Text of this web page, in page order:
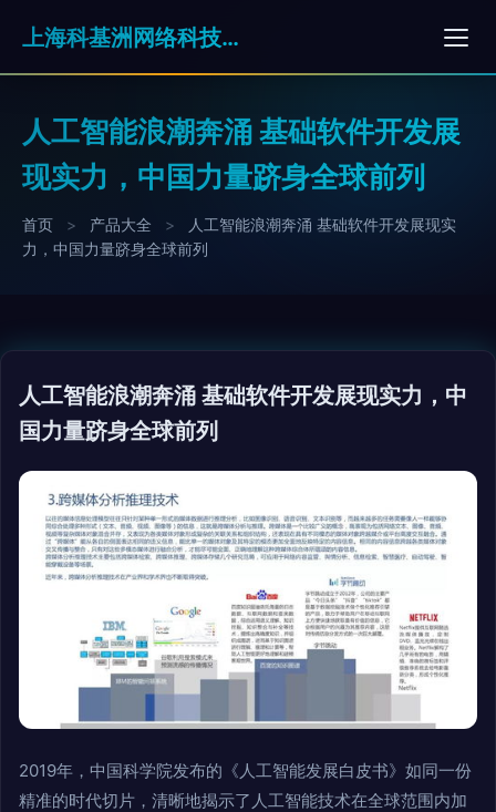
上海科基洲网络科技有限公司
人工智能浪潮奔涌 基础软件开发展
现实力，中国力量跻身全球前列
首页 > 产品大全 >
人工智能浪潮奔涌 基础软件开发展现实
力，中国力量跻身全球前列
人工智能浪潮奔涌 基础软件开发展现实力，中
国力量跻身全球前列
2019年，中国科学院发布的《人工智能发展白皮书》如同一份
精准的时代切片，清晰地揭示了人工智能技术在全球范围内加